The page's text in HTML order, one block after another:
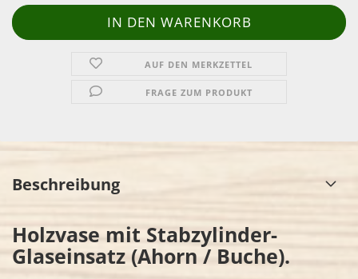
AUF DEN MERKZETTEL
FRAGE ZUM PRODUKT
Beschreibung
Holzvase mit Stabzylinder-
Glaseinsatz (Ahorn / Buche).